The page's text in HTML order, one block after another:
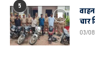
5
चार
03/